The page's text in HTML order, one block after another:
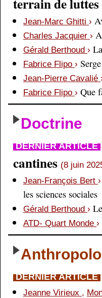
terrain de luttes
Jean-Marc Ghitti ›
Charles Jacquier ›
Gérald Berthoud ›
Fabrice Flipo ›
Jean-Pierre Cavalié
Fabrice Flipo › Que
Doctrine
DERNIER ARTICLE
cantines (8 juin
Jean-François Bert ›
les sciences sociales
Gérald Berthoud ›
ATD- Quart Monde ›
DERNIER ARTICLE
Jeanne Virieux ,